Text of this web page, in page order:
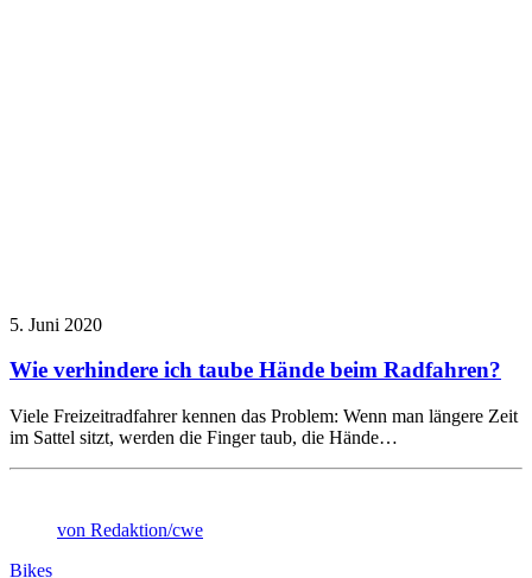
5. Juni 2020
Wie verhindere ich taube Hände beim Radfahren?
Viele Freizeitradfahrer kennen das Problem: Wenn man längere Zeit
im Sattel sitzt, werden die Finger taub, die Hände…
von Redaktion/cwe
Bikes